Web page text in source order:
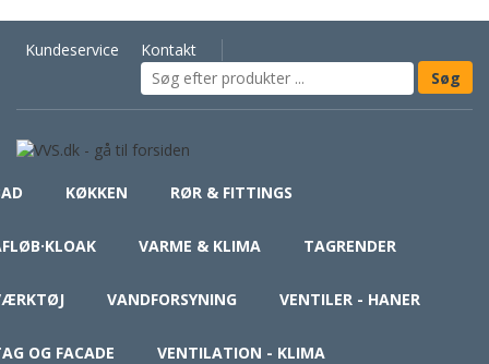
Kundeservice Kontakt
KØKKEN RØR & FITTINGS
VARME & KLIMA TAGRENDER
VANDFORSYNING VENTILER - HANER
OG FACADE VENTILATION - KLIMA